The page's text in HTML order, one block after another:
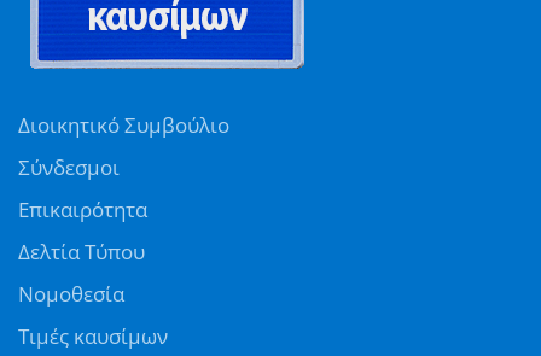
Διοικητικό Συμβούλιο
Σύνδεσμοι
Επικαιρότητα
Δελτία Τύπου
Νομοθεσία
Τιμές καυσίμων